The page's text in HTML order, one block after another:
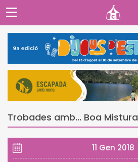
Trobades amb... Boa Mistura
11 Gen 2018